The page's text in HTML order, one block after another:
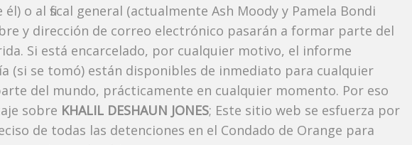
o al fiscal general (actualmente Ash Moody y Pamela Bondi
y dirección de correo electrónico pasarán a formar parte del
Si está encarcelado, por cualquier motivo, el informe
(si se tomó) están disponibles de inmediato para cualquier
del mundo, prácticamente en cualquier momento. Por eso
sobre KHALIL DESHAUN JONES; Este sitio web se esfuerza por
de todas las detenciones en el Condado de Orange para